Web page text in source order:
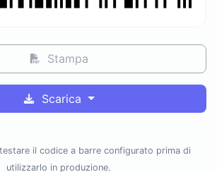
Stampa
Scarica
il codice a barre configurato prima di
utilizzarlo in produzione.